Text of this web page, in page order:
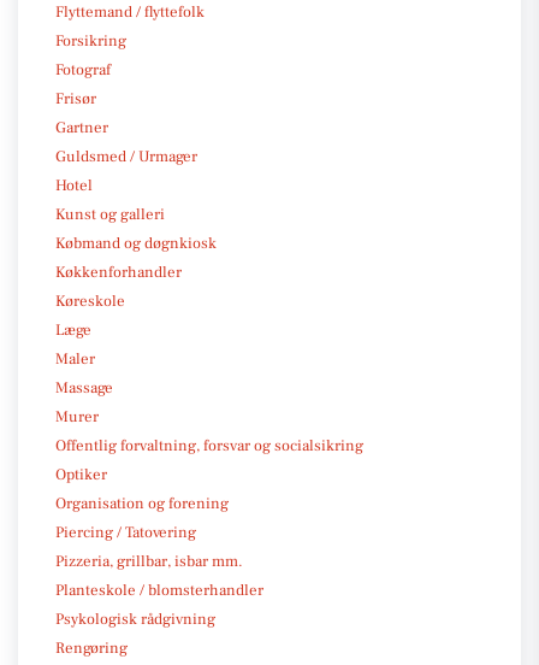
Flyttemand / flyttefolk
Forsikring
Fotograf
Frisør
Gartner
Guldsmed / Urmager
Hotel
Kunst og galleri
Købmand og døgnkiosk
Køkkenforhandler
Køreskole
Læge
Maler
Massage
Murer
Offentlig forvaltning, forsvar og socialsikring
Optiker
Organisation og forening
Piercing / Tatovering
Pizzeria, grillbar, isbar mm.
Planteskole / blomsterhandler
Psykologisk rådgivning
Rengøring